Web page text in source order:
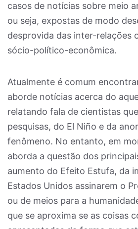
casos de notícias sobre meio
ou seja, expostas de modo
desprovida das inter-relações
sócio-político-econômica.
Atualmente é comum
aborde notícias acerca do
relatando fala de cientistas
pesquisas, do El Niño e da
fenômeno. No entanto, em
aborda a questão dos
aumento do Efeito Estufa, da
Estados Unidos assinarem o
ou de meios para a
que se aproxima se as coisas